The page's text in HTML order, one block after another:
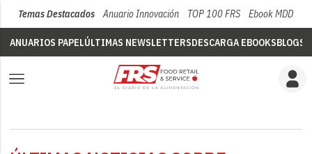
Temas Destacados Anuario Innovación TOP 100 FRS Ebook MDD
ANUARIOS PAPELÚLTIMAS NEWSLETTERSDESCARGA EBOOKSBLOGS